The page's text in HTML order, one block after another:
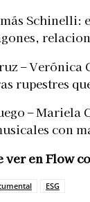
Schinelli:
– Verónica
rupestres
– Mariela
con
ver en Flow
ESG